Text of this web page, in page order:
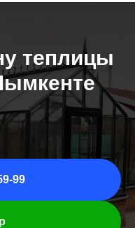
теплицы
99